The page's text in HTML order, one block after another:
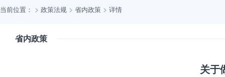
当前位置： 政策法规 省内政策 详情
省内政策
关于